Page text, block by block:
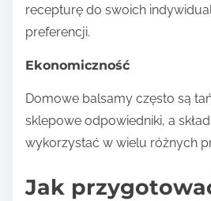
recepturę do swoich
preferencji.
Ekonomiczność
Domowe balsamy często są
sklepowe odpowiedniki, a
wykorzystać w wielu różnych
Jak